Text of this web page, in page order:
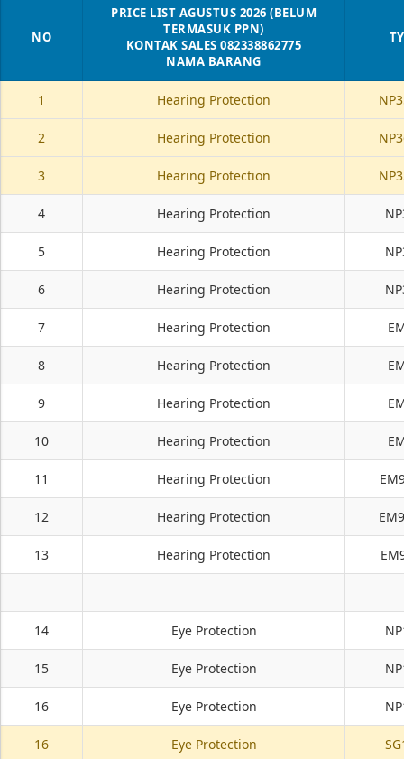
Workshop, Pendingin Blower Gedung, Pendingin
Blower Conveyor, Dan lain-lain Klik 👇 Untuk
Pembelian PURCHASE ORDER
NO
PRICE LIST AGUSTUS 2026 (BELUM
TERMASUK PPN)
KONTAK SALES 082338862775
NAMA BARANG
1 Hearing Protection
2 Hearing Protection
3 Hearing Protection
4 Hearing Protection
5 Hearing Protection
6 Hearing Protection
7 Hearing Protection
8 Hearing Protection
9 Hearing Protection
10 Hearing Protection
11 Hearing Protection
12 Hearing Protection
13 Hearing Protection
14 Eye Protection
15 Eye Protection
16 Eye Protection
16 Eye Protection